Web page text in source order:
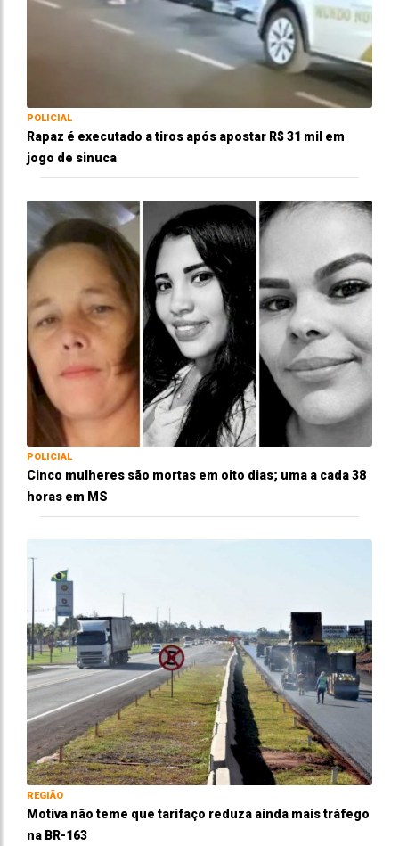
POLICIAL
Rapaz é executado a tiros após apostar R$ 31 mil em
jogo de sinuca
POLICIAL
Cinco mulheres são mortas em oito dias; uma a cada 38
horas em MS
REGIÃO
Motiva não teme que tarifaço reduza ainda mais tráfego
na BR-163